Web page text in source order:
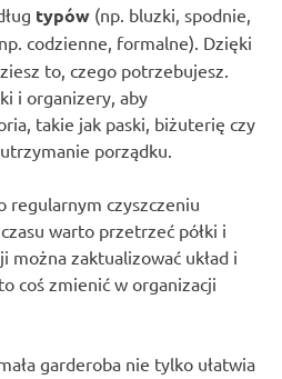
typów (np. bluzki, spodnie,
codzienne, formalne). Dzięki
to, czego potrzebujesz.
i organizery, aby
takie jak paski, biżuterię czy
porządku.
regularnym czyszczeniu
warto przetrzeć półki i
można zaktualizować układ i
coś zmienić w organizacji
garderoba nie tylko ułatwia